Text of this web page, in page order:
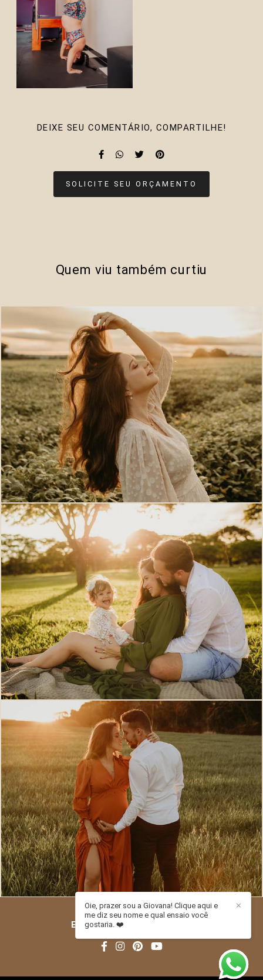
DEIXE SEU COMENTÁRIO, COMPARTILHE!
SOLICITE SEU ORÇAMENTO
Quem viu também curtiu
727 0
827
598
ESTÚDIO PITORI
✕
Oie, prazer sou a Giovana! Clique aqui e
me diz seu nome e qual ensaio você
gostaria. ❤️